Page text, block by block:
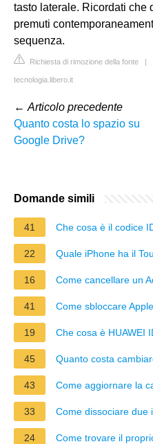
tasto laterale. Ricordati che
premuti
sequenza.
Richiesta di rimozione della fonte |
tecnologia.libero.it
← Articolo precedente
Quanto costa lo spazio su
Google Drive?
Domande simili
41 Che cosa è il codice
22 Quale iPhone ha il
16 Come cancellare un
41 Come sbloccare
19 Che cosa è HUAWEI
45 Quanto costa
43 Come aggiornare la
33 Come dissociare due
24 Come trovare il